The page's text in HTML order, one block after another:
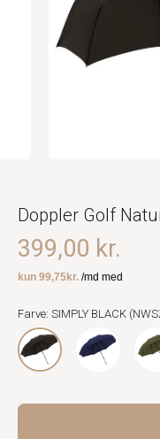
Doppler Golf
399,00 kr.
Farve: SIMPLY BLACK